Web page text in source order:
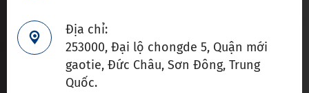

Địa chỉ:
253000, Đại lộ chongde 5, Quận mới
gaotie, Đức Châu, Sơn Đông, Trung
Quốc.